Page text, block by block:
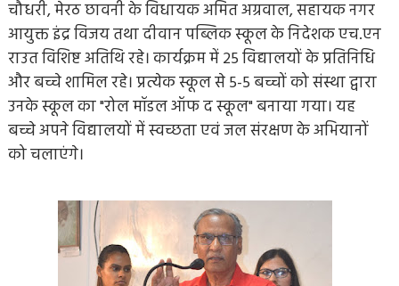
चौधरी, मेरठ छावनी के विधायक अमित अग्रवाल, सहायक नगर
आयुक्त इंद्र विजय तथा दीवान पब्लिक स्कूल के निदेशक एच.एन
राउत विशिष्ट अतिथि रहे। कार्यक्रम में 25 विद्यालयों के प्रतिनिधि
और बच्चे शामिल रहे। प्रत्येक स्कूल से 5-5 बच्चों को संस्था द्वारा
उनके स्कूल का "रोल मॉडल ऑफ द स्कूल" बनाया गया। यह
बच्चे अपने विद्यालयों में स्वच्छता एवं जल संरक्षण के अभियानों
को चलाएंगे।